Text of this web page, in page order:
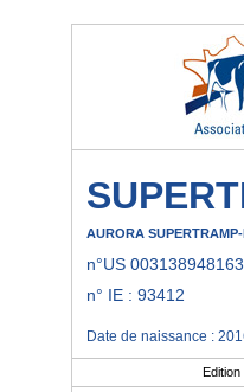
AURORA
n°US 003138948163
n° IE : 93412
Date de naissance :
Edition